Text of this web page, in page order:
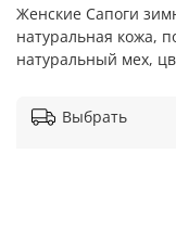
Женские Сапоги
натуральная кожа,
натуральный мех,
Выбрать